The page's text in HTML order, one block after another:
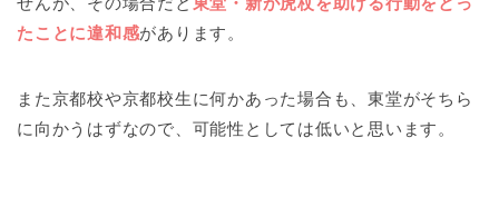
たことに違和感があります。
また京都校や京都校生に何かあった場合も、東堂がそちら
に向かうはずなので、可能性としては低いと思います。